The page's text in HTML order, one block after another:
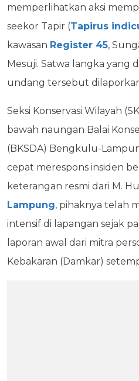
memperlihatkan aksi
seekor Tapir (Tapirus
kawasan Register 45,
Mesuji. Satwa langka yang
undang tersebut
Seksi Konservasi Wilayah
bawah naungan Balai
(BKSDA) Bengkulu-
cepat merespons insiden
keterangan resmi dari M.
Lampung, pihaknya telah
intensif di lapangan sejak
laporan awal dari mitra
Kebakaran (Damkar)